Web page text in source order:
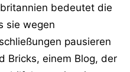
bedeutet die
sie wegen
pausieren
Bricks, einem Blog, der